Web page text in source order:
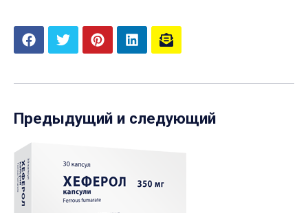
Предыдущий и следующий